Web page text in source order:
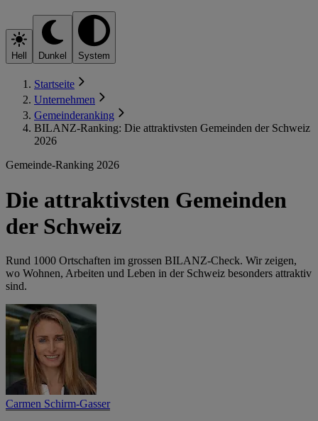
Hell Dunkel System
Startseite
Unternehmen
Gemeinderanking
BILANZ-Ranking: Die attraktivsten Gemeinden der Schweiz
2026
Gemeinde-Ranking 2026
Die attraktivsten Gemeinden
der Schweiz
Rund 1000 Ortschaften im grossen BILANZ-Check. Wir zeigen,
wo Wohnen, Arbeiten und Leben in der Schweiz besonders attraktiv
sind.
Carmen Schirm-Gasser